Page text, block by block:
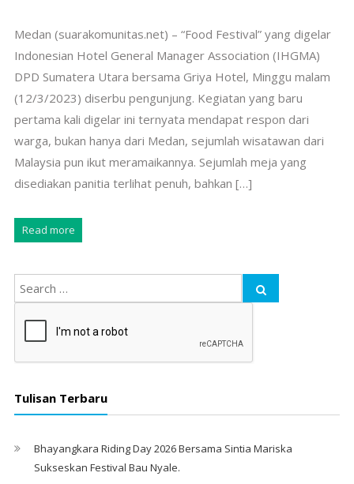
Medan (suarakomunitas.net) – “Food Festival” yang digelar
Indonesian Hotel General Manager Association (IHGMA)
DPD Sumatera Utara bersama Griya Hotel, Minggu malam
(12/3/2023) diserbu pengunjung. Kegiatan yang baru
pertama kali digelar ini ternyata mendapat respon dari
warga, bukan hanya dari Medan, sejumlah wisatawan dari
Malaysia pun ikut meramaikannya. Sejumlah meja yang
disediakan panitia terlihat penuh, bahkan […]
Read more
Tulisan Terbaru
Bhayangkara Riding Day 2026 Bersama Sintia Mariska
Sukseskan Festival Bau Nyale. ‎